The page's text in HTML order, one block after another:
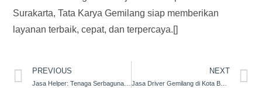
Surakarta, Tata Karya Gemilang siap memberikan
layanan terbaik, cepat, dan terpercaya.[]
PREVIOUS NEXT
Jasa Driver Gemilang di Kota Bandung dan Sekitarnya